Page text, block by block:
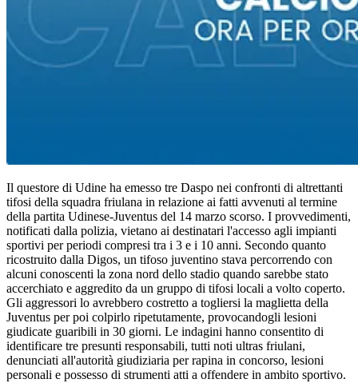
Il questore di Udine ha emesso tre Daspo nei confronti di altrettanti
tifosi della squadra friulana in relazione ai fatti avvenuti al termine
della partita Udinese-Juventus del 14 marzo scorso. I provvedimenti,
notificati dalla polizia, vietano ai destinatari l'accesso agli impianti
sportivi per periodi compresi tra i 3 e i 10 anni. Secondo quanto
ricostruito dalla Digos, un tifoso juventino stava percorrendo con
alcuni conoscenti la zona nord dello stadio quando sarebbe stato
accerchiato e aggredito da un gruppo di tifosi locali a volto coperto.
Gli aggressori lo avrebbero costretto a togliersi la maglietta della
Juventus per poi colpirlo ripetutamente, provocandogli lesioni
giudicate guaribili in 30 giorni. Le indagini hanno consentito di
identificare tre presunti responsabili, tutti noti ultras friulani,
denunciati all'autorità giudiziaria per rapina in concorso, lesioni
personali e possesso di strumenti atti a offendere in ambito sportivo.